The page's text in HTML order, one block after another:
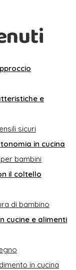
e
sicuri
in cucina
bambini
il coltello
di bambino
cucine e alimenti
in cucina